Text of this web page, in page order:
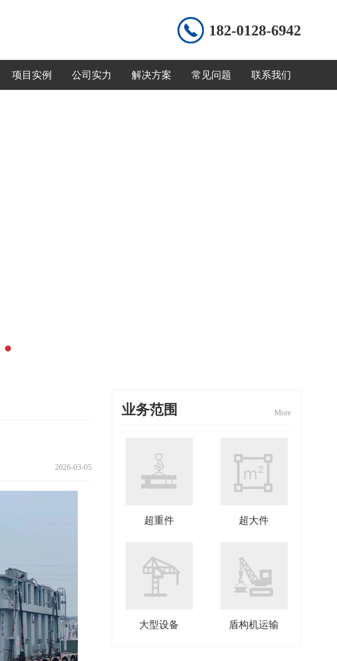
182-0128-6942
项目实例 公司实力 解决方案 常见问题 联系我们
2026-03-05
业务范围 More
超重件 超大件
大型设备 盾构机运输